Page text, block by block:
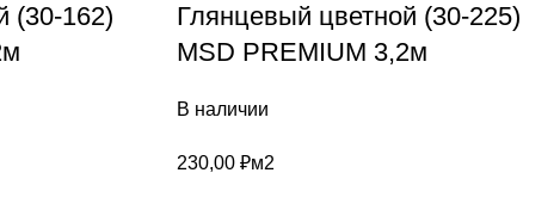
(30-162)
Глянцевый цветной (30-225)
MSD PREMIUM 3,2м
В наличии
230,00 ₽м2